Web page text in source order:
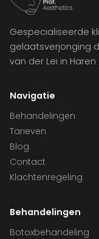
Gespecialiseerde
gelaatsverjonging
van der Lei in
Navigatie
Behandelingen
Tarieven
Blog
Contact
Klachtenregeling
Behandelingen
Botoxbehandeling